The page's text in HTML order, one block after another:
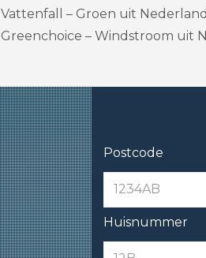
Vattenfall – Groen uit
Greenchoice – Windstroom uit
Postcode
Huisnummer